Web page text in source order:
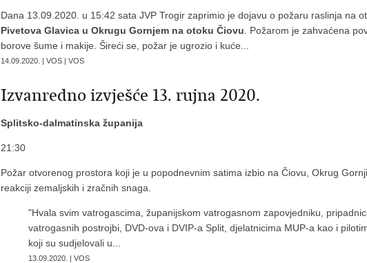
Dana 13.09.2020. u 15:42 sata JVP Trogir zaprimio je dojavu o požaru raslinja na
Pivetova Glavica u Okrugu Gornjem na otoku Čiovu . Požarom je zahvaćena
borove šume i makije. Šireći se, požar je ugrozio i kuće...
14.09.2020. | VOS | VOS
Izvanredno izvješće 13. rujna 2020.
Splitsko-dalmatinska županija
21:30
Požar otvorenog prostora koji je u popodnevnim satima izbio na Čiovu, Okrug
reakciji zemaljskih i zračnih snaga.
"Hvala svim vatrogascima, županijskom vatrogasnom zapovjedniku,
vatrogasnih postrojbi, DVD-ova i DVIP-a Split, djelatnicima MUP-a kao i
koji su sudjelovali u...
13.09.2020. | VOS